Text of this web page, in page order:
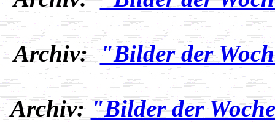
Archiv:"Bilder der
Archiv:"Bilder der